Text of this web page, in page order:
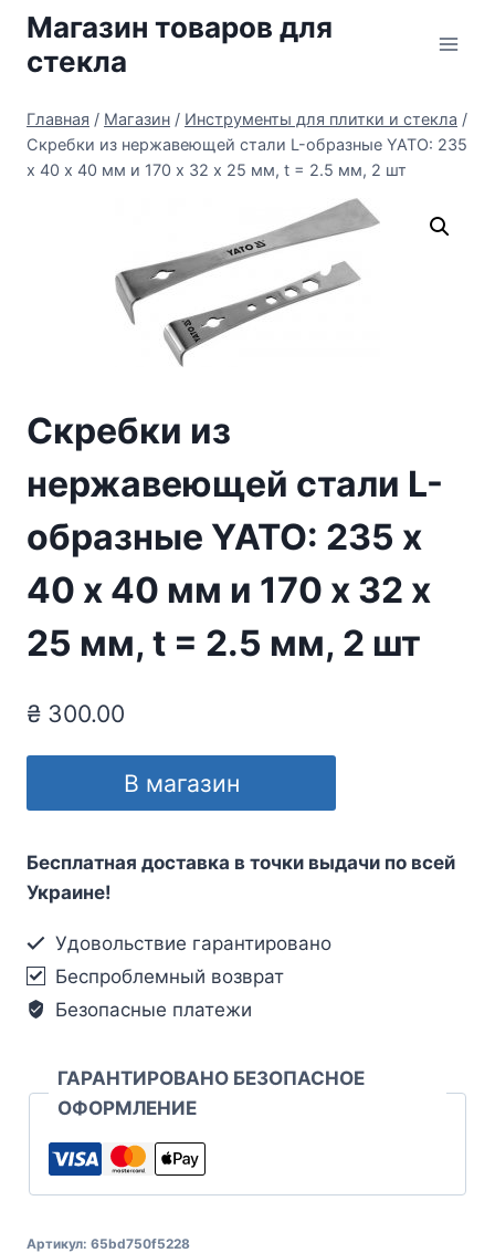
Перейти
содержимому
Магазин товаров для
стекла
Главная / Магазин / Инструменты для плитки и стекла /
Скребки из нержавеющей стали L-образные YATO: 235
х 40 х 40 мм и 170 х 32 х 25 мм, t = 2.5 мм, 2 шт
Скребки из
нержавеющей стали L-
образные YATO: 235 х
40 х 40 мм и 170 х 32 х
25 мм, t = 2.5 мм, 2 шт
₴ 300.00
В магазин
Бесплатная доставка в точки выдачи по всей
Украине!
Удовольствие гарантировано
Беспроблемный возврат
Безопасные платежи
ГАРАНТИРОВАНО БЕЗОПАСНОЕ
ОФОРМЛЕНИЕ
Артикул: 65bd750f5228